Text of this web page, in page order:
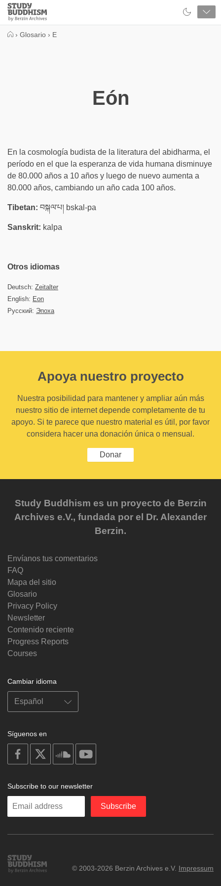
Close
Study
Buddhism
› Glosario › E
Eón
En la cosmología budista de la literatura del abidharma, el
período en el que la esperanza de vida humana disminuye
de 80.000 años a 10 años y luego de nuevo aumenta a
80.000 años, cambiando un año cada 100 años.
Tibetan: བསྐལ་པ། bskal-pa
Sanskrit: kalpa
Otros idiomas
Deutsch: Zeitalter
English: Eon
Русский: Эпоха
Apoya nuestro proyecto
Nuestra posibilidad para mantener y ampliar aún más
nuestro sitio de internet depende completamente de tu
apoyo. Si te parece que nuestro material es útil, por favor
considera hacer una donación única o mensual.
Donar
Study Buddhism es un proyecto de Berzin
Archives e.V., fundada por el Dr. Alexander
Berzin.
Envíanos tus comentarios
FAQ
Mapa del sitio
Glosario
Privacy Policy
Newsletter
Contenido reciente
Progress Reports
Courses
Cambiar idioma
Síguenos en
on
facebook
soundcloud
Subscribe to our newsletter
Enter
Subscribe
Study
Buddhism
© 2003-2026 Berzin Archives e.V. Impressum